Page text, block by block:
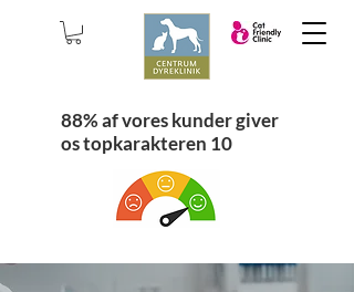
88% af vores kunder giver
os topkarakteren 10